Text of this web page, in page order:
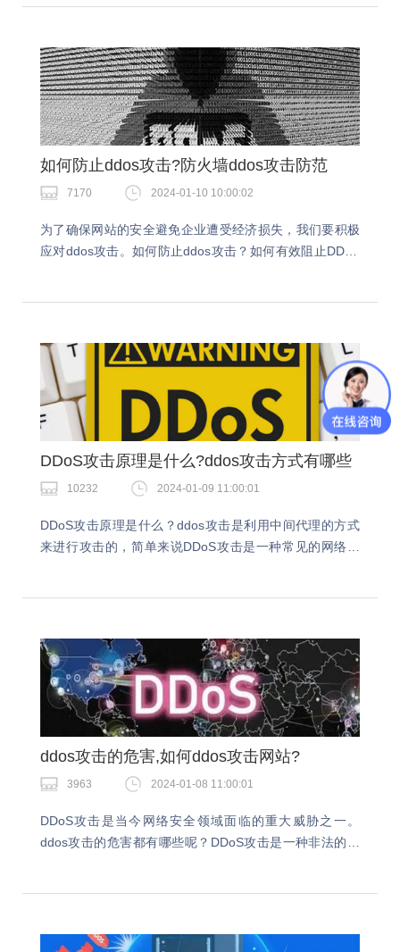
如何防止ddos攻击?防火墙ddos攻击防范
7170 2024-01-10 10:00:02
为了确保网站的安全避免企业遭受经济损失，我们要积极
应对ddos攻击。如何防止ddos攻击？如何有效阻止DDoS
DDoS攻击原理是什么?ddos攻击方式有哪些
10232 2024-01-09 11:00:01
DDoS攻击原理是什么？ddos攻击是利用中间代理的方式
来进行攻击的，简单来说DDoS攻击是一种常见的网络安
ddos攻击的危害,如何ddos攻击网站?
3963 2024-01-08 11:00:01
DDoS攻击是当今网络安全领域面临的重大威胁之一。
ddos攻击的危害都有哪些呢？DDoS攻击是一种非法的网